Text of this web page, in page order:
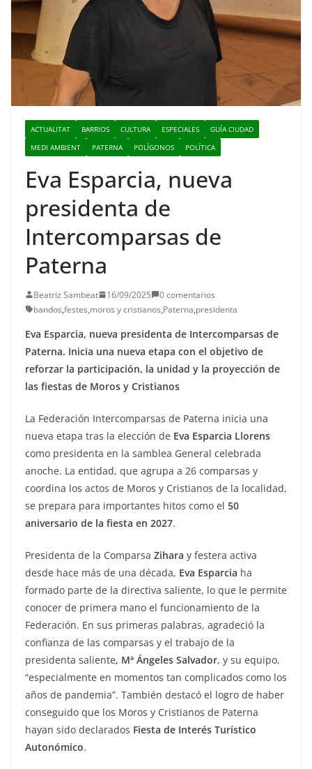
ACTUALITAT BARRIOS CULTURA ESPECIALES
GUÍA CIUDAD
MEDI AMBIENT
PATERNA POLÍGONOS POLÍTICA
Eva Esparcia, nueva
presidenta de
Intercomparsas de
Paterna
Beatriz Sambeat 16/09/2025
0 comentarios
bandos,festes,moros y cristianos,Paterna,presidenta
Eva Esparcia, nueva presidenta de Intercomparsas de
Paterna. Inicia una nueva etapa con el objetivo de
reforzar la participación, la unidad y la proyección de
las fiestas de Moros y Cristianos
La Federación Intercomparsas de Paterna inicia una
nueva etapa tras la elección de Eva Esparcia Llorens
como presidenta en la samblea General celebrada
anoche. La entidad, que agrupa a 26 comparsas y
coordina los actos de Moros y Cristianos de la localidad,
se prepara para importantes hitos como el 50
aniversario de la fiesta en 2027.
Presidenta de la Comparsa Zihara y festera activa
desde hace más de una década, Eva Esparcia ha
formado parte de la directiva saliente, lo que le permite
conocer de primera mano el funcionamiento de la
Federación. En sus primeras palabras, agradeció la
confianza de las comparsas y el trabajo de la
presidenta saliente, Mª Ángeles Salvador, y su equipo,
“especialmente en momentos tan complicados como los
años de pandemia”. También destacó el logro de haber
conseguido que los Moros y Cristianos de Paterna
hayan sido declarados Fiesta de Interés Turístico
Autonómico.